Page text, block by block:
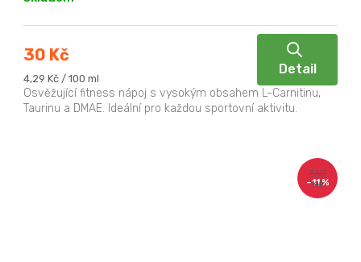
30 Kč
Měrná
cena:
4,29 Kč / 100 ml
Detail
Osvěžující fitness nápoj s vysokým obsahem L-Carnitinu,
Taurinu a DMAE. Ideální pro každou sportovní aktivitu.
360
Kč
–11 %